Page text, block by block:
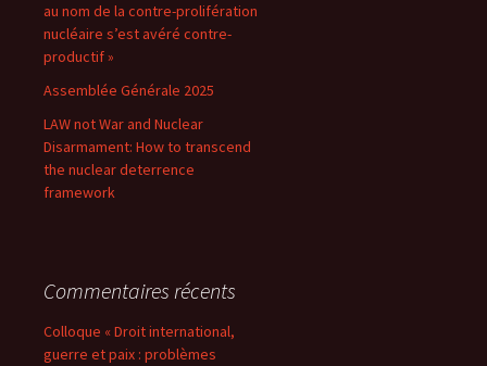
au nom de la contre-prolifération
nucléaire s’est avéré contre-
productif »
Assemblée Générale 2025
LAW not War and Nuclear
Disarmament: How to transcend
the nuclear deterrence
framework
Commentaires récents
Colloque « Droit international,
guerre et paix : problèmes